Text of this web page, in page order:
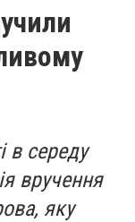
в середу
вручення
яку